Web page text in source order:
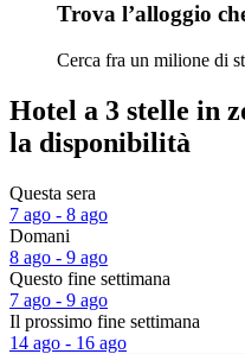
Trova l’alloggio
Cerca fra un milione di
Hotel a 3 stelle in
la disponibilità
Questa sera
7 ago - 8 ago
Domani
8 ago - 9 ago
Questo fine settimana
7 ago - 9 ago
Il prossimo fine settimana
14 ago - 16 ago